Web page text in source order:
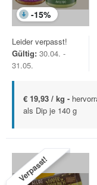
-15%
Leider verpasst!
Gültig: 30.04. -
31.05.
€ 19,93 / kg -
als Dip je 140 g
Verpasst!